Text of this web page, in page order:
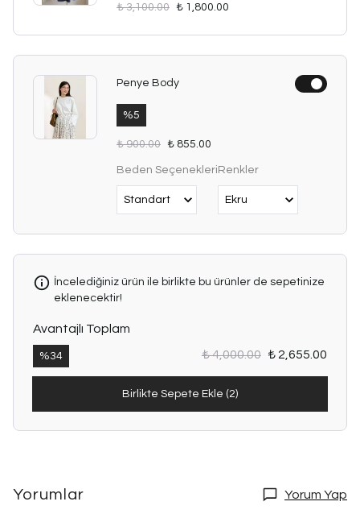
₺ 3,100.00 ₺ 1,800.00
Penye Body
%5
₺ 900.00 ₺ 855.00
Beden SeçenekleriRenkler
İncelediğiniz ürün ile birlikte bu ürünler de sepetinize
eklenecektir!
Avantajlı Toplam
%34 ₺ 4,000.00 ₺ 2,655.00
Birlikte Sepete Ekle (2)
Yorumlar Yorum Yap